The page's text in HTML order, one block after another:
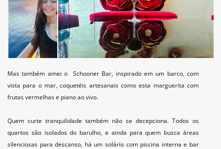
Mas também amei o Schooner Bar, inspirado em um barco, com
vista para o mar, coquetéis artesanais como esta marguerita com
frutas vermelhas e piano ao vivo.
Quem curte tranquilidade também não se decepciona. Todos os
quartos são isolados do barulho, e ainda para quem busca áreas
silenciosas para descanso, há um solário com piscina interna e bar